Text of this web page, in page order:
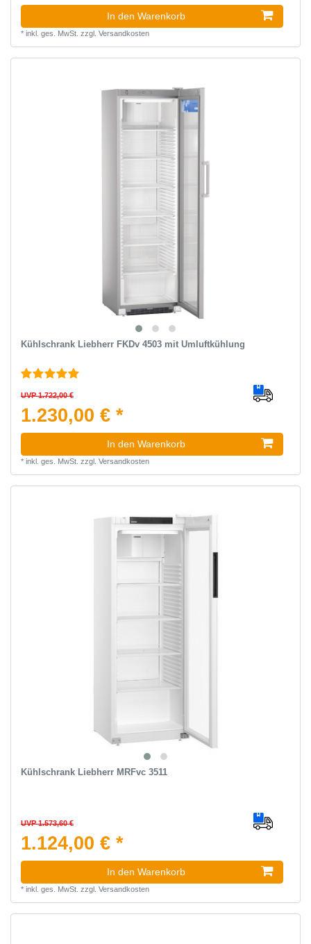
In den Warenkorb
* inkl. ges. MwSt. zzgl. Versandkosten
Kühlschrank Liebherr FKDv 4503 mit Umluftkühlung
UVP 1.722,00 €
1.230,00 € *
In den Warenkorb
* inkl. ges. MwSt. zzgl. Versandkosten
Kühlschrank Liebherr MRFvc 3511
UVP 1.573,60 €
1.124,00 € *
In den Warenkorb
* inkl. ges. MwSt. zzgl. Versandkosten